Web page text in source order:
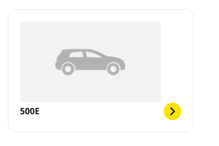
500E